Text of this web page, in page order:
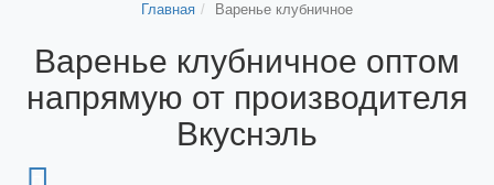
Главная Варенье клубничное
Варенье клубничное оптом
напрямую от производителя
Вкуснэль